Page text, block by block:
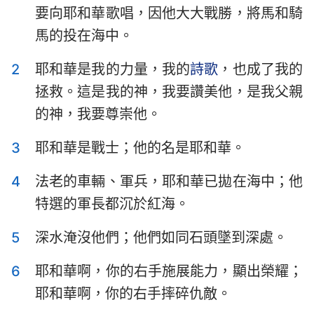
以斯拉記 尼希米記
詩篇 箴言
傳道書
以賽亞書 耶利米書
耶利米哀歌 以西結書
但以理書 何西阿書
約珥書 阿摩司書
俄巴底亞書 約拿書
彌迦書 那鴻書
要向耶和華歌唱，因他大大戰勝，將馬和騎
馬的投在海中。
2
耶和華是我的力量，我的詩歌 ，也成了我的
拯救。這是我的神，我要讚美他，是我父親
的神，我要尊崇他。
3
耶和華是戰士；他的名是耶和華。
4
法老的車輛、軍兵，耶和華已拋在海中；他
特選的軍長都沉於紅海。
5
深水淹沒他們；他們如同石頭墜到深處。
6
耶和華啊，你的右手施展能力，顯出榮耀；
耶和華啊，你的右手摔碎仇敵。